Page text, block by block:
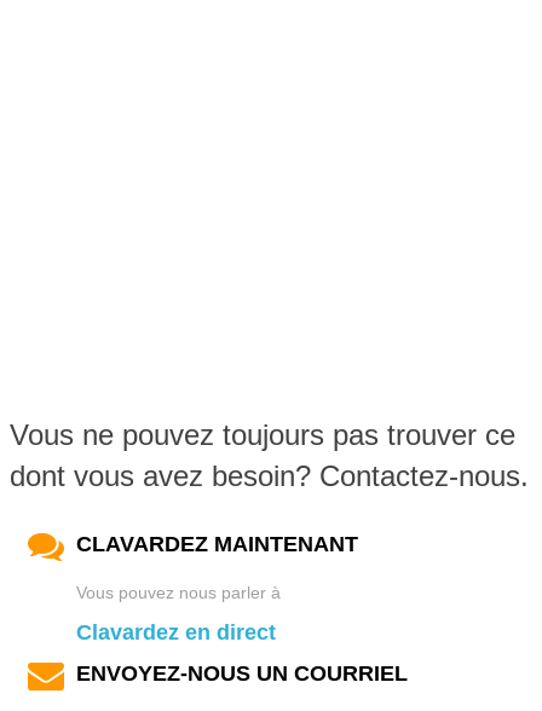
Vous ne pouvez toujours pas trouver ce
dont vous avez besoin? Contactez-nous.
CLAVARDEZ MAINTENANT
Vous pouvez nous parler à
Clavardez en direct
ENVOYEZ-NOUS UN COURRIEL